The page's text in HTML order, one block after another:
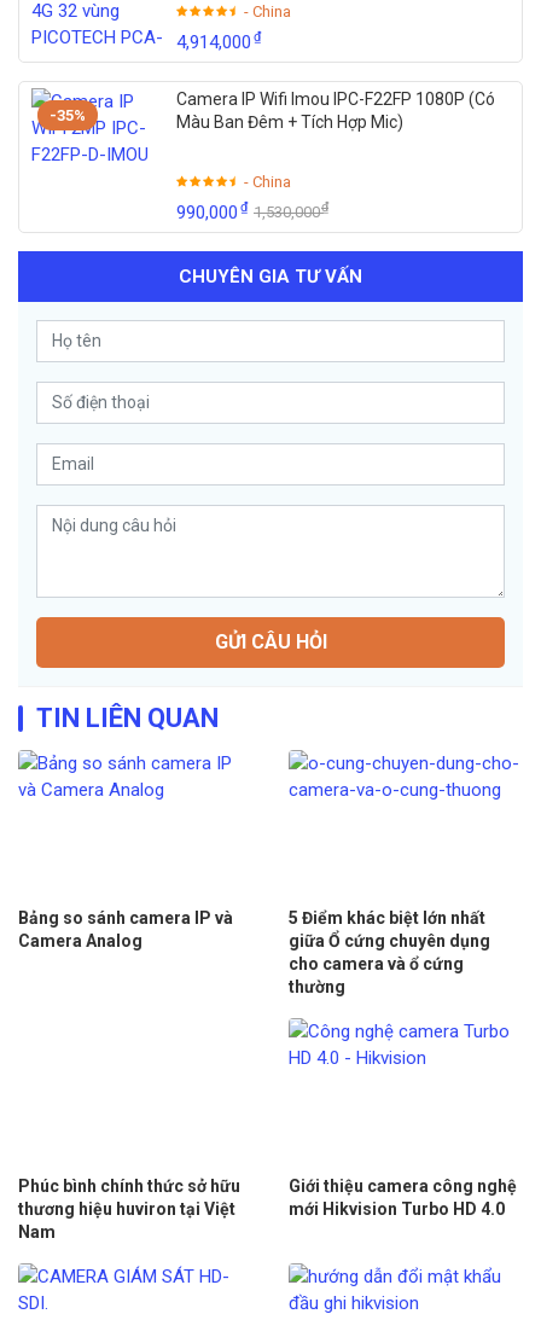
- China
4,914,000₫
-35%
Camera IP Wifi Imou IPC-F22FP 1080P (Có
Màu Ban Đêm + Tích Hợp Mic)
- China
990,000₫ 1,530,000₫
CHUYÊN GIA TƯ VẤN
GỬI CÂU HỎI
TIN LIÊN QUAN
Bảng so sánh camera IP và
Camera Analog
5 Điểm khác biệt lớn nhất
giữa Ổ cứng chuyên dụng
cho camera và ổ cứng
thường
Phúc bình chính thức sở hữu
thương hiệu huviron tại Việt
Nam
Giới thiệu camera công nghệ
mới Hikvision Turbo HD 4.0